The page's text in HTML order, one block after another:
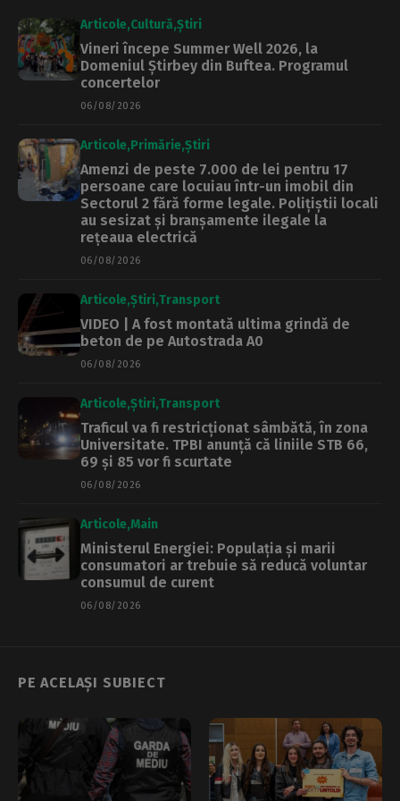
Articole Cultură Știri
Vineri începe Summer Well 2026, la
Domeniul Știrbey din Buftea. Programul
concertelor
06/08/2026
Articole Primărie Știri
Amenzi de peste 7.000 de lei pentru 17
persoane care locuiau într-un imobil din
Sectorul 2 fără forme legale. Polițiștii locali
au sesizat și branșamente ilegale la
rețeaua electrică
06/08/2026
Articole Știri Transport
VIDEO | A fost montată ultima grindă de
beton de pe Autostrada A0
06/08/2026
Articole Știri Transport
Traficul va fi restricționat sâmbătă, în zona
Universitate. TPBI anunță că liniile STB 66,
69 și 85 vor fi scurtate
06/08/2026
Articole Main
Ministerul Energiei: Populația și marii
consumatori ar trebuie să reducă voluntar
consumul de curent
06/08/2026
PE ACELAȘI SUBIECT